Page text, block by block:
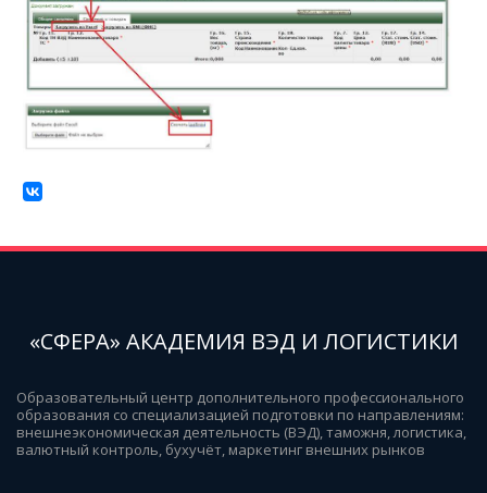
«СФЕРА» АКАДЕМИЯ ВЭД И ЛОГИСТИКИ
Образовательный центр дополнительного профессионального
образования со специализацией подготовки по направлениям:
внешнеэкономическая деятельность (ВЭД), таможня, логистика,
валютный контроль, бухучёт, маркетинг внешних рынков